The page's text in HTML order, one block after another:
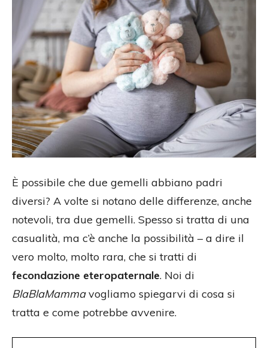
È possibile che due gemelli abbiano padri
diversi? A volte si notano delle differenze, anche
notevoli, tra due gemelli. Spesso si tratta di una
casualità, ma c’è anche la possibilità – a dire il
vero molto, molto rara, che si tratti di
fecondazione eteropaternale. Noi di
BlaBlaMammavogliamo spiegarvi di cosa si
tratta e come potrebbe avvenire.